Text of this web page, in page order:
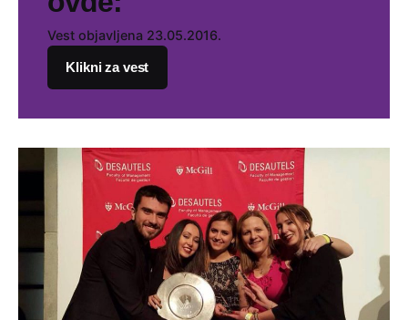
Vest objavljena 23.05.2016.
Klikni za vest